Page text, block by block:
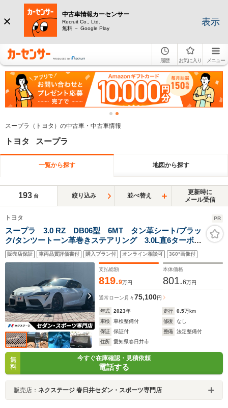
中古車情報カーセンサー
Recruit Co., Ltd.
無料 － Google Play
表示
履歴 お気に入り メニュー
スープラ（トヨタ）の中古車・中古車情報
トヨタ スープラ
一覧から探す 地図から探す
193 台 絞り込み 並べ替え
更新時に
メール受信
トヨタ PR
スープラ 3.0 RZ DB06型 6MT タン革シート/ブラッ
ク/タンツートーン革巻きステアリング 3.0L直6ターボ
387ps 1オーナー 禁煙車 メーカーナビ バックカメ
ラ パワーシート JBLサウンド ETC
販売店保証 車両品質評価書付 購入プラン付 オンライン相談可 360°画像付
支払総額
819.9万円
本体価格
801.6万円
通常ローン 月々75,100円
年式 2023年 走行 0.5万km
車検
車検整備付 修復
なし
保証
保証付 整備
法定整備付
住所
愛知県春日井市
無
料
今すぐ在庫確認・見積依頼
電話する
販売店： ネクステージ 春日井セダン・スポーツ専門店